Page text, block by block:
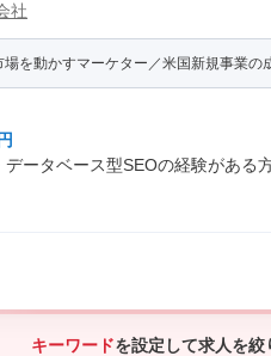
可
社
を動かすマーケター／米国新規事業の
ータベース型SEOの経験がある方
キーワードを設定して求人を絞